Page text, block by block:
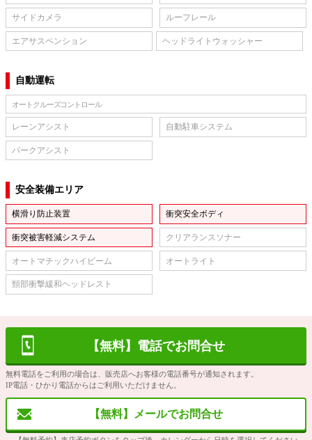
サイドカメラ ルーフレール
エアサスペンション ヘッドライトウォッシャー
自動運転
オートクルーズコントロール
レーンアシスト 自動駐車システム
パークアシスト
安全装備エリア
横滑り防止装置 衝突安全ボディ
衝突被害軽減システム クリアランスソナー
オートマチックハイビーム オートライト
頸部衝撃緩和ヘッドレスト
【無料】電話でお問合せ
無料電話をご利用の場合は、販売店へお客様の電話番号が通知されます。
IP電話・ひかり電話からはご利用いただけません。
【無料】メールでお問合せ